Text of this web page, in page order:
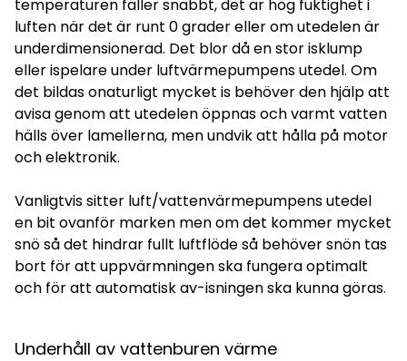
temperaturen faller snabbt, det är hög fuktighet i
luften när det är runt 0 grader eller om utedelen är
underdimensionerad. Det blor då en stor isklump
eller ispelare under luftvärmepumpens utedel. Om
det bildas onaturligt mycket is behöver den hjälp att
avisa genom att utedelen öppnas och varmt vatten
hälls över lamellerna, men undvik att hålla på motor
och elektronik.
Vanligtvis sitter luft/vattenvärmepumpens utedel
en bit ovanför marken men om det kommer mycket
snö så det hindrar fullt luftflöde så behöver snön tas
bort för att uppvärmningen ska fungera optimalt
och för att automatisk av-isningen ska kunna göras.
Underhåll av vattenburen värme